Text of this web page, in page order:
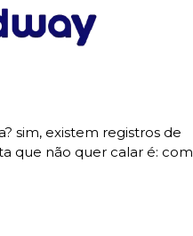
sim, existem registros de
que não quer calar é: com